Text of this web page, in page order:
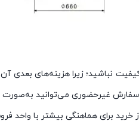
نباشید؛ زیرا هزینه‌های بعدی
از خرید برای هماهنگی بیشتر با